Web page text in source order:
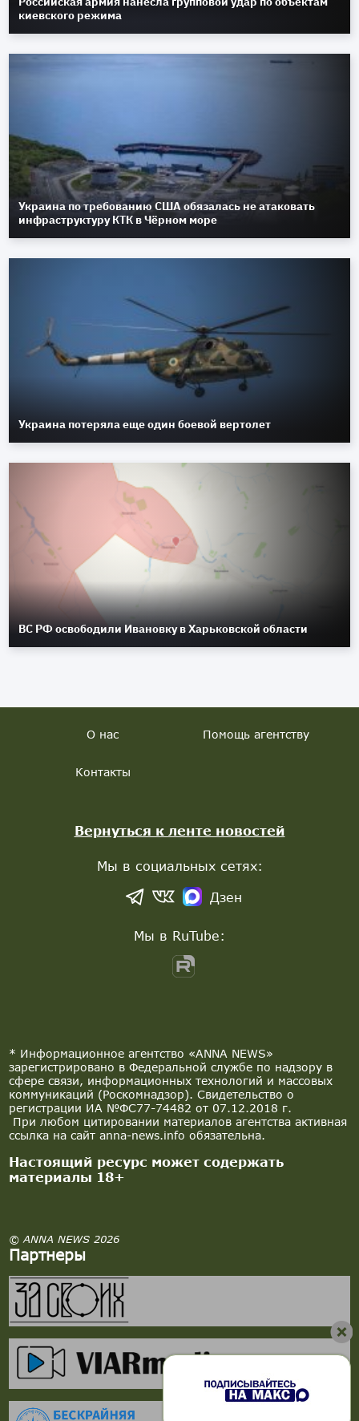
киевского режима
Украина по требованию США обязалась не атаковать
инфраструктуру КТК в Чёрном море
Украина потеряла еще один боевой вертолет
ВС РФ освободили Ивановку в Харьковской области
* Информационное агентство «ANNA NEWS»
зарегистрировано в Федеральной службе по надзору в
сфере связи, информационных технологий и массовых
коммуникаций (Роскомнадзор). Свидетельство о
регистрации ИА №ФС77-74482 от 07.12.2018 г.
При любом цитировании материалов агентства активная
ссылка на сайт anna-news.info обязательна.
Настоящий ресурс может содержать
материалы 18+
© ANNA NEWS 2026
Партнеры
О нас Помощь агентству
Контакты
Вернуться к ленте новостей
Мы в социальных сетях:
Дзен
Мы в RuTube: